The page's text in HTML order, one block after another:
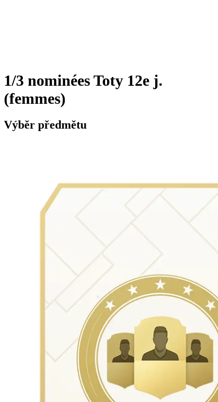
1/3 nominées Toty 12e j.
(femmes)
Výběr předmětu